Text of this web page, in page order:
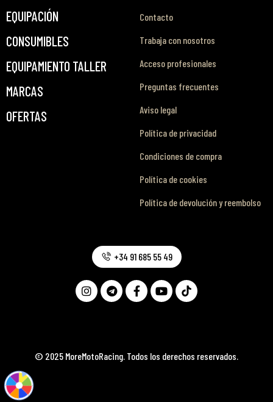
EQUIPACIÓN
CONSUMIBLES
EQUIPAMIENTO TALLER
MARCAS
OFERTAS
Contacto
Trabaja con nosotros
Acceso profesionales
Preguntas frecuentes
Aviso legal
Política de privacidad
Condiciones de compra
Política de cookies
Política de devolución y reembolso
© 2025 MoreMotoRacing. Todos los derechos reservados.
+34 91 685 55 49